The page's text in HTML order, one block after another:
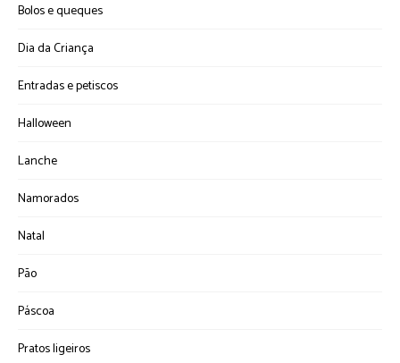
Bolos e queques
Dia da Criança
Entradas e petiscos
Halloween
Lanche
Namorados
Natal
Pão
Páscoa
Pratos ligeiros